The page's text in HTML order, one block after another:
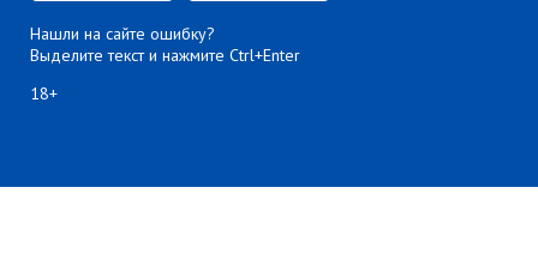
Нашли на сайте ошибку?
Выделите текст и нажмите Ctrl+Enter
18+